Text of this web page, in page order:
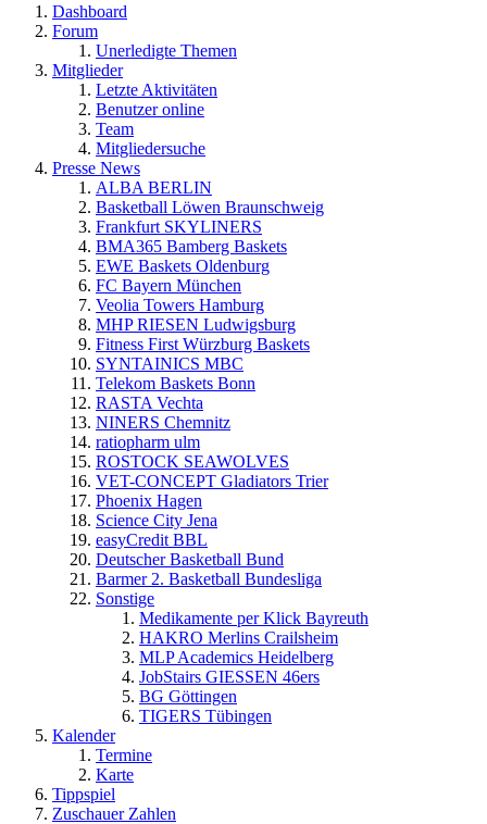
Dashboard
Forum
Unerledigte Themen
Mitglieder
Letzte Aktivitäten
Benutzer online
Team
Mitgliedersuche
Presse News
ALBA BERLIN
Basketball Löwen Braunschweig
Frankfurt SKYLINERS
BMA365 Bamberg Baskets
EWE Baskets Oldenburg
FC Bayern München
Veolia Towers Hamburg
MHP RIESEN Ludwigsburg
Fitness First Würzburg Baskets
SYNTAINICS MBC
Telekom Baskets Bonn
RASTA Vechta
NINERS Chemnitz
ratiopharm ulm
ROSTOCK SEAWOLVES
VET-CONCEPT Gladiators Trier
Phoenix Hagen
Science City Jena
easyCredit BBL
Deutscher Basketball Bund
Barmer 2. Basketball Bundesliga
Sonstige
Medikamente per Klick Bayreuth
HAKRO Merlins Crailsheim
MLP Academics Heidelberg
JobStairs GIESSEN 46ers
BG Göttingen
TIGERS Tübingen
Kalender
Termine
Karte
Tippspiel
Zuschauer Zahlen